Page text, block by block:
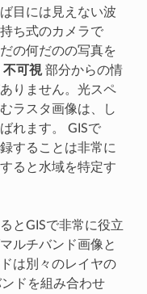
目には見えない波
ち式のカメラで
の何だのの写真を
不可視部分からの情
りません。光スペ
ラスタ画像は、し
れます。 GISで
することは非常に
ると水域を特定す
とGISで非常に役立
ルチバンド画像と
は別々のレイヤの
ドを組み合わせ